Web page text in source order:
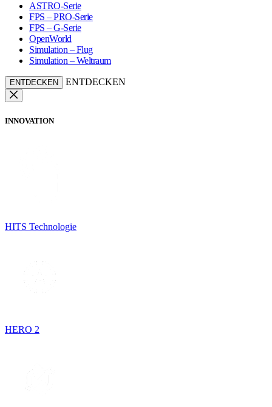
ASTRO-Serie
FPS – PRO-Serie
FPS – G-Serie
OpenWorld
Simulation – Flug
Simulation – Weltraum
ENTDECKEN ENTDECKEN
INNOVATION
HITS Technologie
HERO 2